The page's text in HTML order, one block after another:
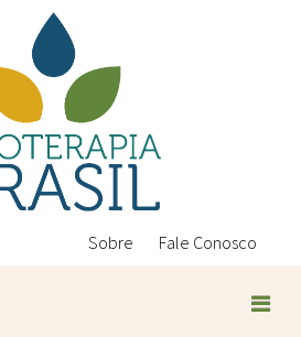
Sobre Fale Conosco